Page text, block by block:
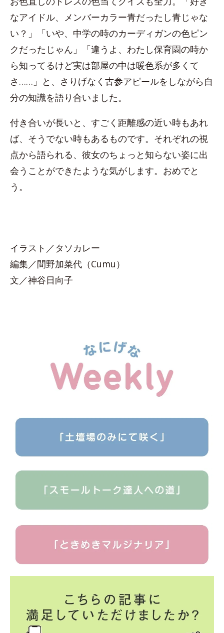
なアイドル、メンバーカラー青だったし青じゃな
い？」「いや、中学の時のカーディガンの色ピン
クだったじゃん」「違うよ、わたし保育園の時か
ら知ってるけど実は部屋の中は暖色系が多くて
さ……」と、さりげなく古参アピールをしながら自
分の知識を語り合いました。
付き合いが長いと、すごく距離感の近い時もあれ
ば、そうでない時もあるものです。それぞれの視
点から語られる、彼女のちょっと知らない姿に出
会うことができたような気がします。おめでと
う。
イラスト／タソカレー
編集／間野加菜代（Cumu）
文／神谷日向子